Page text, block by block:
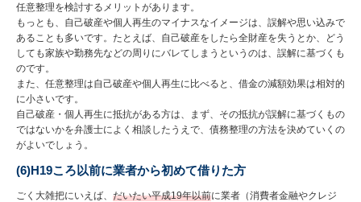
任意整理を検討するメリットがあります。
もっとも、自己破産や個人再生のマイナスなイメージは、誤解や思い込みで
あることも多いです。たとえば、自己破産をしたら全財産を失うとか、どう
しても家族や勤務先などの周りにバレてしまうというのは、誤解に基づくも
のです。
また、任意整理は自己破産や個人再生に比べると、借金の減額効果は相対的
に小さいです。
自己破産・個人再生に抵抗がある方は、まず、その抵抗が誤解に基づくもの
ではないかを弁護士によく相談したうえで、債務整理の方法を決めていくの
がよいでしょう。
(6)H19ころ以前に業者から初めて借りた方
ごく大雑把にいえば、 だいたい平成19年以前に業者（消費者金融やクレジ